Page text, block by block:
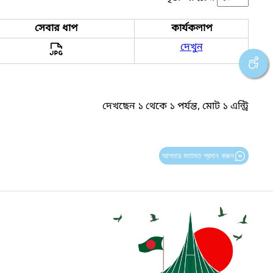
সেবার ধাপ
কার্যকলাপ
দেখুন
দেখছেন ১ থেকে ১ পর্যন্ত, মোট ১ এন্ট্রি
আপনার মতামত প্রদান করুন